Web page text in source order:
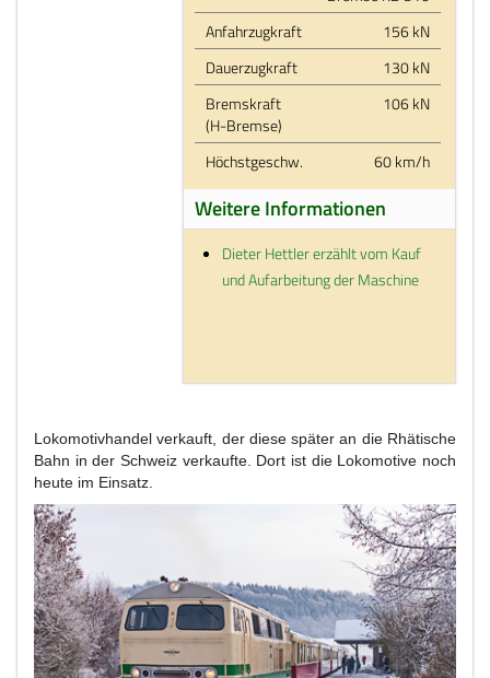
Anfahrzugkraft
156 kN
Dauerzugkraft
130 kN
Bremskraft
(H-Bremse)
106 kN
Höchstgeschw. 60 km/h
Weitere Informationen
Dieter Hettler erzählt vom Kauf
und Aufarbeitung der Maschine
Lokomotivhandel verkauft, der diese später an die Rhätische
Bahn in der Schweiz verkaufte. Dort ist die Lokomotive noch
heute im Einsatz.